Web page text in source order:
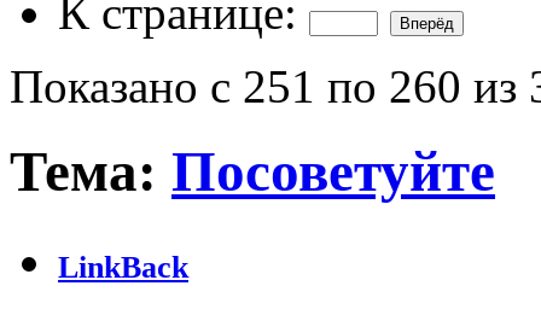
К странице:
Показано с 251 по 260 из
Тема: Посоветуйте
LinkBack